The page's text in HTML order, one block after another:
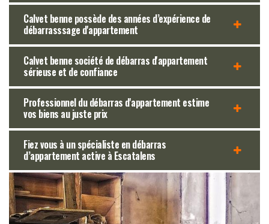
Calvet benne possède des années d’expérience de
débarrasssage d'appartement
Calvet benne société de débarras d'appartement
sérieuse et de confiance
Professionnel du débarras d'appartement estime
vos biens au juste prix
Fiez vous à un spécialiste en débarras
d’appartement active à Escatalens